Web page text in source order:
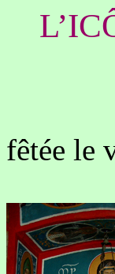
fêtée le